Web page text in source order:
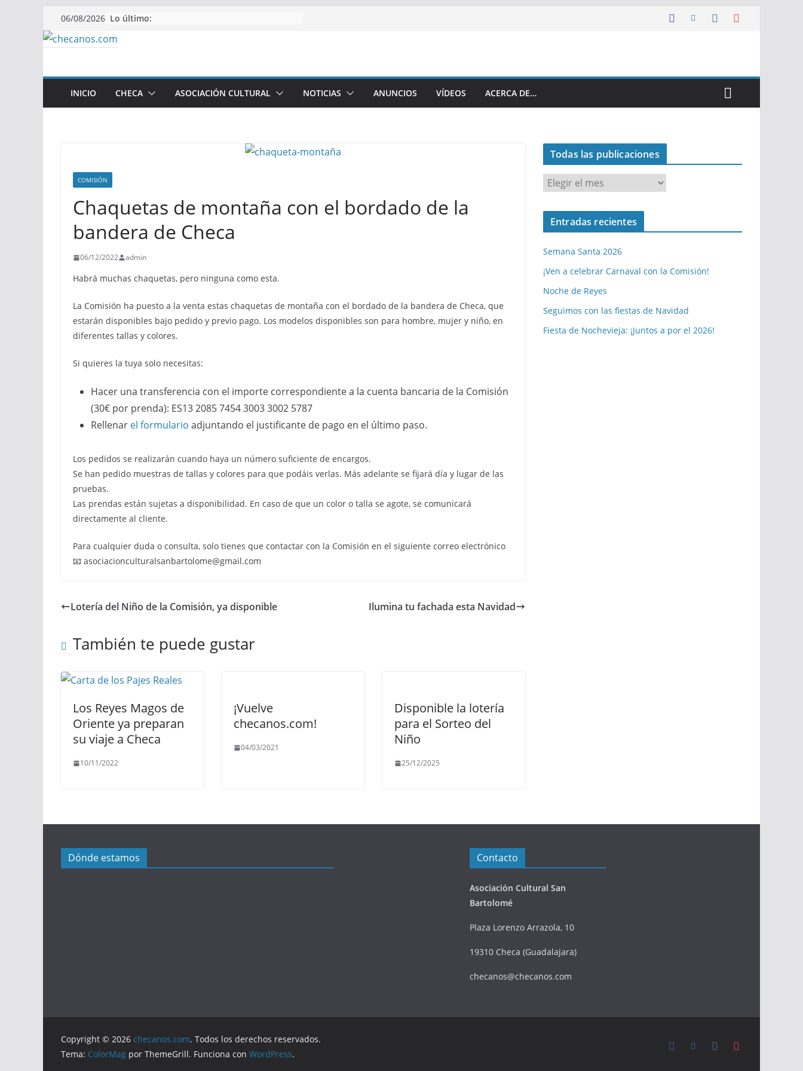
Saltar
al
contenido
06/08/2026 Lo último:
INICIO CHECA ASOCIACIÓN CULTURAL NOTICIAS ANUNCIOS VÍDEOS ACERCA DE…
COMISIÓN
Chaquetas de montaña con el bordado de la
bandera de Checa
06/12/2022 admin
Habrá muchas chaquetas, pero ninguna como esta.
La Comisión ha puesto a la venta estas chaquetas de montaña con el bordado de la bandera de Checa, que
estarán disponibles bajo pedido y previo pago. Los modelos disponibles son para hombre, mujer y niño, en
diferentes tallas y colores.
Si quieres la tuya solo necesitas:
Hacer una transferencia con el importe correspondiente a la cuenta bancaria de la Comisión
(30€ por prenda): ES13 2085 7454 3003 3002 5787
Rellenar el formulario adjuntando el justificante de pago en el último paso.
Los pedidos se realizarán cuando haya un número suficiente de encargos.
Se han pedido muestras de tallas y colores para que podáis verlas. Más adelante se fijará día y lugar de las
pruebas.
Las prendas están sujetas a disponibilidad. En caso de que un color o talla se agote, se comunicará
directamente al cliente.
Para cualquier duda o consulta, solo tienes que contactar con la Comisión en el siguiente correo electrónico
📧 asociacionculturalsanbartolome@gmail.com
Lotería del Niño de la Comisión, ya disponible Ilumina tu fachada esta Navidad
También te puede gustar
Los Reyes Magos de
Oriente ya preparan
su viaje a Checa
10/11/2022
¡Vuelve
checanos.com!
04/03/2021
Disponible la lotería
para el Sorteo del
Niño
25/12/2025
Todas las publicaciones
o
d
l
a
s
u
b
Entradas recientes
Semana Santa 2026
¡Ven a celebrar Carnaval con la Comisión!
Noche de Reyes
Seguimos con las fiestas de Navidad
Fiesta de Nochevieja: ¡Juntos a por el 2026!
Dónde estamos Contacto
Asociación Cultural San
Bartolomé
Plaza Lorenzo Arrazola, 10
19310 Checa (Guadalajara)
checanos@checanos.com
Copyright © 2026 checanos.com. Todos los derechos reservados.
Tema: ColorMag por ThemeGrill. Funciona con WordPress.